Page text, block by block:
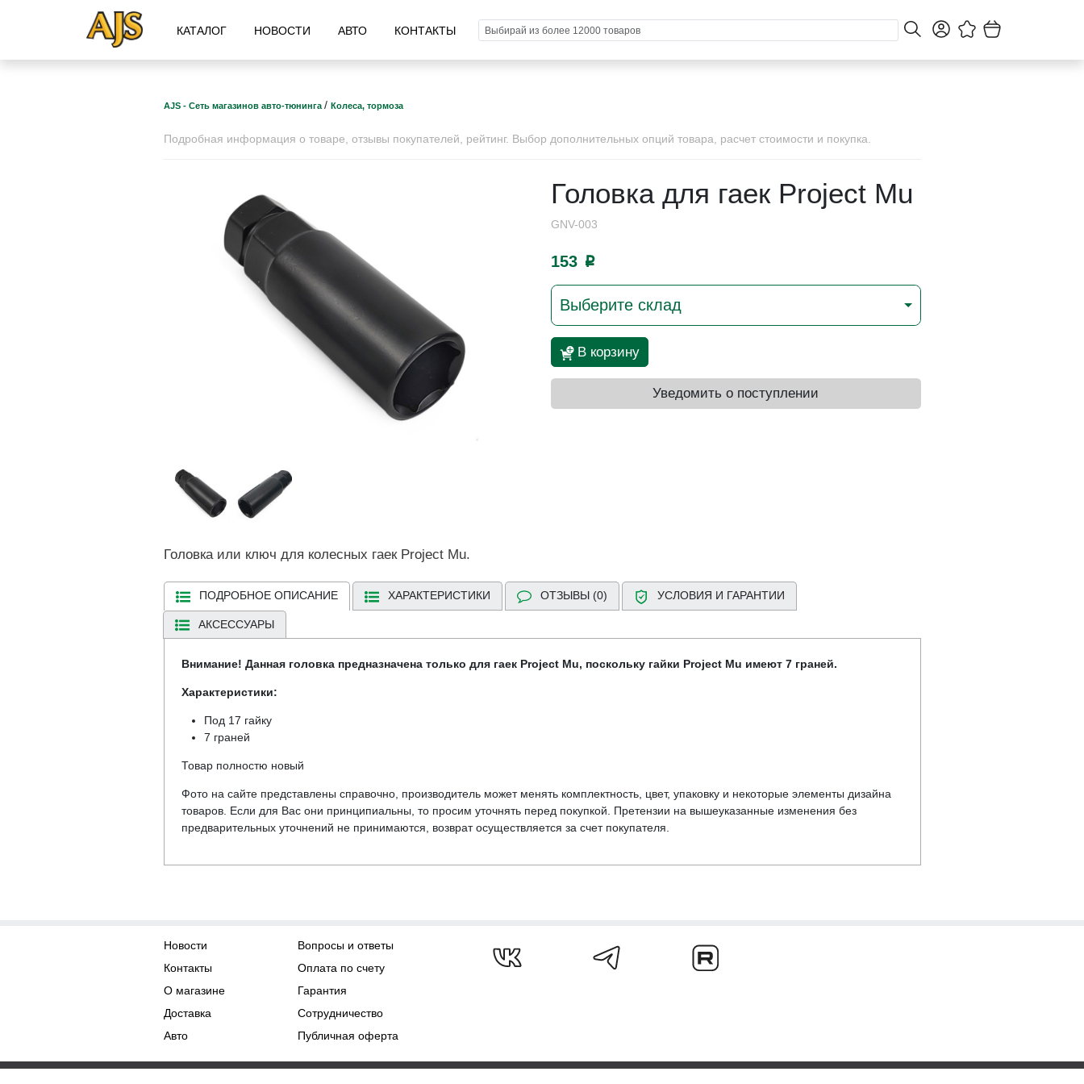
КАТАЛОГ НОВОСТИ АВТО КОНТАКТЫ
AJS - Сеть магазинов авто-тюнинга / Колеса, тормоза
Подробная информация о товаре, отзывы покупателей, рейтинг. Выбор дополнительных опций товара, расчет стоимости и покупка.
Головка для гаек Project Mu
GNV-003
153 p
Выберите склад
В корзину
Уведомить о поступлении
Головка или ключ для колесных гаек Project Mu.
ПОДРОБНОЕ ОПИСАНИЕ ХАРАКТЕРИСТИКИ ОТЗЫВЫ (0) УСЛОВИЯ И ГАРАНТИИ
АКСЕССУАРЫ
Внимание! Данная головка предназначена только для гаек Project Mu, поскольку гайки Project Mu имеют 7 граней.
Характеристики:
Под 17 гайку
7 граней
Товар полностю новый
Фото на сайте представлены справочно, производитель может менять комплектность, цвет, упаковку и некоторые элементы дизайна
товаров. Если для Вас они принципиальны, то просим уточнять перед покупкой. Претензии на вышеуказанные изменения без
предварительных уточнений не принимаются, возврат осуществляется за счет покупателя.
Новости
Контакты
О магазине
Доставка
Авто
Вопросы и ответы
Оплата по счету
Гарантия
Сотрудничество
Публичная оферта